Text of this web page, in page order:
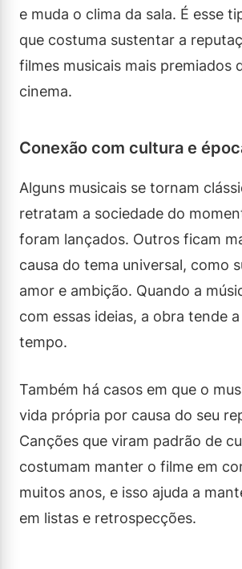
e muda o clima da sala. É esse
que costuma sustentar a
filmes musicais mais premiados
cinema.
Conexão com cultura e
Alguns musicais se tornam
retratam a sociedade do
foram lançados. Outros ficam
causa do tema universal, como
amor e ambição. Quando a
com essas ideias, a obra tende
tempo.
Também há casos em que o
vida própria por causa do seu
Canções que viram padrão de
costumam manter o filme em
muitos anos, e isso ajuda a
em listas e retrospecções.